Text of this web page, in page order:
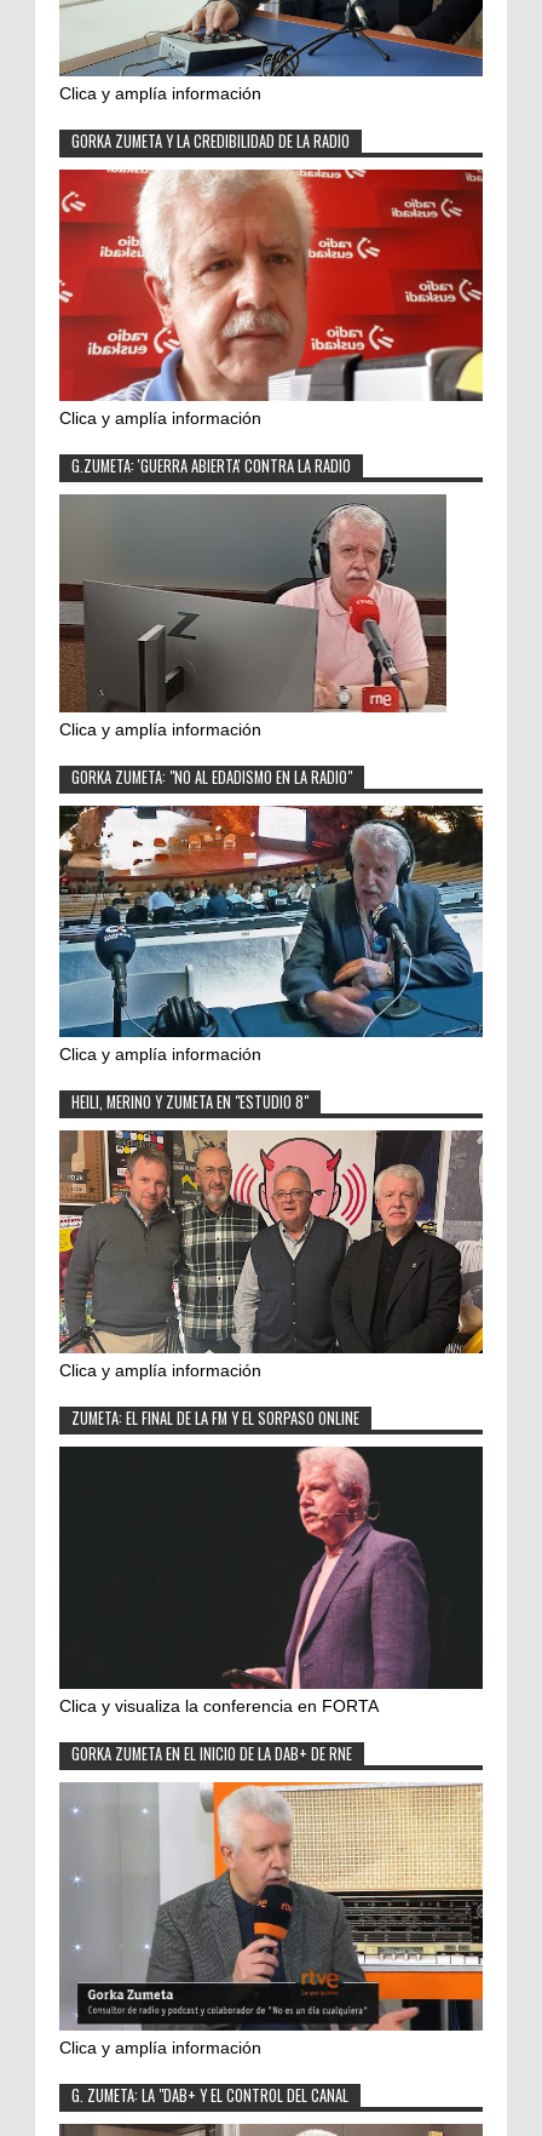
Clica y amplía información
GORKA ZUMETA Y LA CREDIBILIDAD DE LA RADIO
Clica y amplía información
G.ZUMETA: 'GUERRA ABIERTA' CONTRA LA RADIO
Clica y amplía información
GORKA ZUMETA: "NO AL EDADISMO EN LA RADIO"
Clica y amplía información
HEILI, MERINO Y ZUMETA EN "ESTUDIO 8"
Clica y amplía información
ZUMETA: EL FINAL DE LA FM Y EL SORPASO ONLINE
Clica y visualiza la conferencia en FORTA
GORKA ZUMETA EN EL INICIO DE LA DAB+ DE RNE
Clica y amplía información
G. ZUMETA: LA "DAB+ Y EL CONTROL DEL CANAL